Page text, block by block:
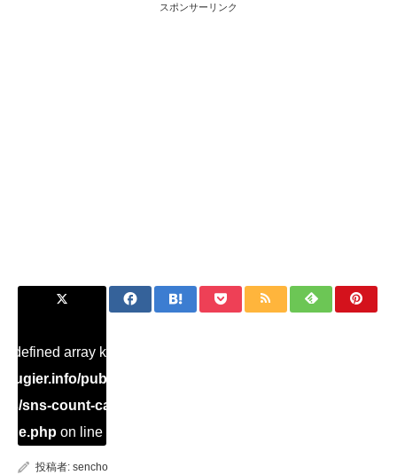
スポンサーリンク
array key "Twitter" in
public_html/dialysis/wp-
sns-count-cache/sns-count-
on line
投稿者: sencho